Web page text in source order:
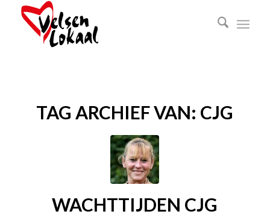
TAG ARCHIEF VAN: CJG
WACHTTIJDEN CJG